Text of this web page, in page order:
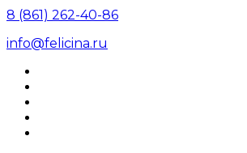
8 (861) 262-40-86
info@felicina.ru